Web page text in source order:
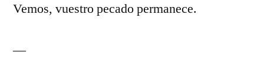
Vemos, vuestro pecado permanece.
—